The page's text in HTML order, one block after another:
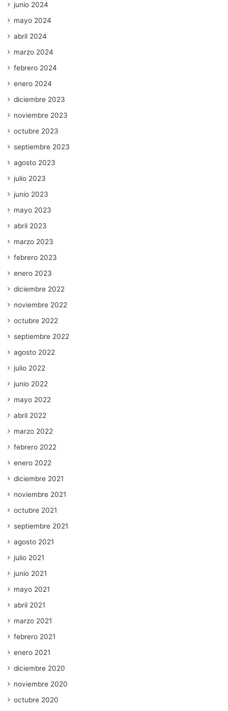
junio 2024
mayo 2024
abril 2024
marzo 2024
febrero 2024
enero 2024
diciembre 2023
noviembre 2023
octubre 2023
septiembre 2023
agosto 2023
julio 2023
junio 2023
mayo 2023
abril 2023
marzo 2023
febrero 2023
enero 2023
diciembre 2022
noviembre 2022
octubre 2022
septiembre 2022
agosto 2022
julio 2022
junio 2022
mayo 2022
abril 2022
marzo 2022
febrero 2022
enero 2022
diciembre 2021
noviembre 2021
octubre 2021
septiembre 2021
agosto 2021
julio 2021
junio 2021
mayo 2021
abril 2021
marzo 2021
febrero 2021
enero 2021
diciembre 2020
noviembre 2020
octubre 2020